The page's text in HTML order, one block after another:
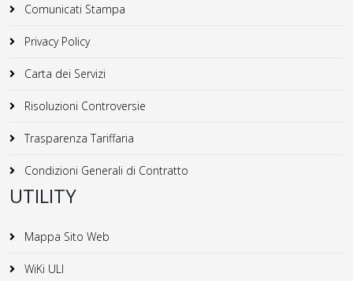
Comunicati Stampa
Privacy Policy
Carta dei Servizi
Risoluzioni Controversie
Trasparenza Tariffaria
Condizioni Generali di Contratto
UTILITY
Mappa Sito Web
WiKi ULI